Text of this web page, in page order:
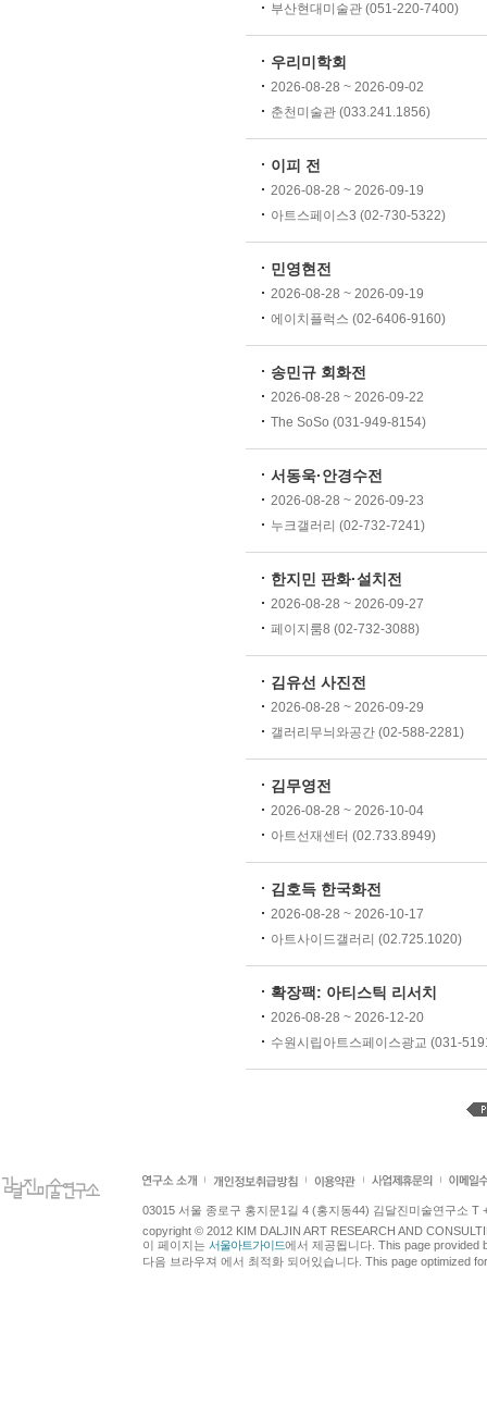
부산현대미술관 (051-220-7400)
우리미학회
2026-08-28 ~ 2026-09-02
춘천미술관 (033.241.1856)
이피 전
2026-08-28 ~ 2026-09-19
아트스페이스3 (02-730-5322)
민영현전
2026-08-28 ~ 2026-09-19
에이치플럭스 (02-6406-9160)
송민규 회화전
2026-08-28 ~ 2026-09-22
The SoSo (031-949-8154)
서동욱·안경수전
2026-08-28 ~ 2026-09-23
누크갤러리 (02-732-7241)
한지민 판화·설치전
2026-08-28 ~ 2026-09-27
페이지룸8 (02-732-3088)
김유선 사진전
2026-08-28 ~ 2026-09-29
갤러리무늬와공간 (02-588-2281)
김무영전
2026-08-28 ~ 2026-10-04
아트선재센터 (02.733.8949)
김호득 한국화전
2026-08-28 ~ 2026-10-17
아트사이드갤러리 (02.725.1020)
확장팩: 아티스틱 리서치
2026-08-28 ~ 2026-12-20
수원시립아트스페이스광교 (031-
03015 서울 종로구 홍지문1길 4 (홍지동44) 김달진미술연구소 T
copyright © 2012 KIM DALJIN ART RESEARCH AND
이 페이지는 서울아트가이드에서 제공됩니다. This page provided
다음 브라우져 에서 최적화 되어있습니다. This page optimized